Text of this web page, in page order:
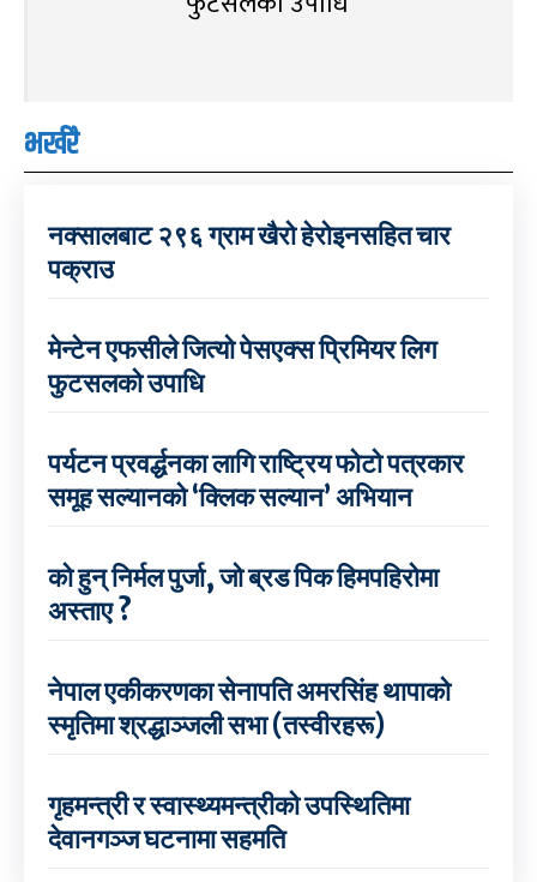
भर्खरै
नक्सालबाट २९६ ग्राम खैरो हेरोइनसहित चार
पक्राउ
मेन्टेन एफसीले जित्यो पेसएक्स प्रिमियर लिग
फुटसलको उपाधि
पर्यटन प्रवर्द्धनका लागि राष्ट्रिय फोटो पत्रकार
समूह सल्यानको ‘क्लिक सल्यान’ अभियान
को हुन् निर्मल पुर्जा, जो ब्रड पिक हिमपहिरोमा
अस्ताए ?
नेपाल एकीकरणका सेनापति अमरसिंह थापाको
स्मृतिमा श्रद्धाञ्जली सभा (तस्वीरहरू)
गृहमन्त्री र स्वास्थ्यमन्त्रीको उपस्थितिमा
देवानगञ्ज घटनामा सहमति